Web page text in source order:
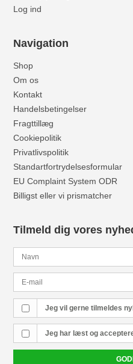
Log ind
Navigation
Shop
Om os
Kontakt
Handelsbetingelser
Fragttillæg
Cookiepolitik
Privatlivspolitik
Standartfortrydelsesformular
EU Complaint System ODR
Billigst eller vi prismatcher
Tilmeld dig vores
Jeg vil gerne tilmeldes
Jeg har læst og